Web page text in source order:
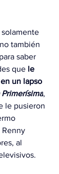
solamente
también
saber
que le
un lapso
Primerísima,
le pusieron
Renny
al